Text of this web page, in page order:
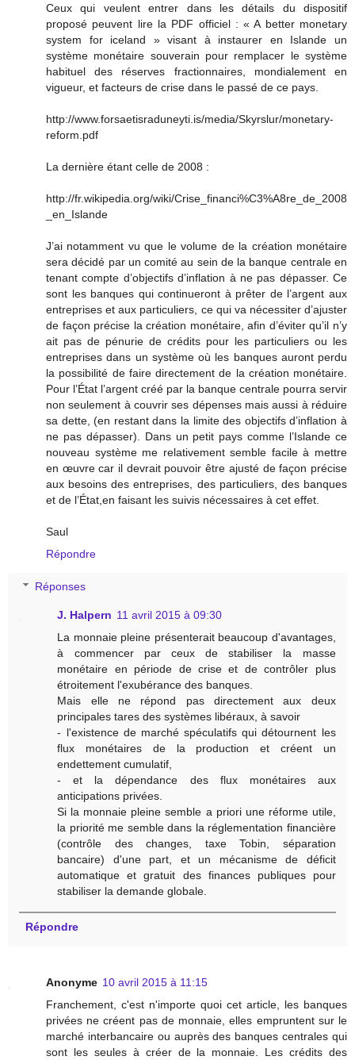
Ceux qui veulent entrer dans les détails du dispositif
proposé peuvent lire la PDF officiel : « A better monetary
system for iceland » visant à instaurer en Islande un
système monétaire souverain pour remplacer le système
habituel des réserves fractionnaires, mondialement en
vigueur, et facteurs de crise dans le passé de ce pays.
http://www.forsaetisraduneyti.is/media/Skyrslur/monetary-
reform.pdf
La dernière étant celle de 2008 :
http://fr.wikipedia.org/wiki/Crise_financi%C3%A8re_de_2008
_en_Islande
J’ai notamment vu que le volume de la création monétaire
sera décidé par un comité au sein de la banque centrale en
tenant compte d’objectifs d’inflation à ne pas dépasser. Ce
sont les banques qui continueront à prêter de l’argent aux
entreprises et aux particuliers, ce qui va nécessiter d’ajuster
de façon précise la création monétaire, afin d’éviter qu’il n’y
ait pas de pénurie de crédits pour les particuliers ou les
entreprises dans un système où les banques auront perdu
la possibilité de faire directement de la création monétaire.
Pour l’État l’argent créé par la banque centrale pourra servir
non seulement à couvrir ses dépenses mais aussi à réduire
sa dette, (en restant dans la limite des objectifs d’inflation à
ne pas dépasser). Dans un petit pays comme l’Islande ce
nouveau système me relativement semble facile à mettre
en œuvre car il devrait pouvoir être ajusté de façon précise
aux besoins des entreprises, des particuliers, des banques
et de l’État,en faisant les suivis nécessaires à cet effet.
Saul
Répondre
Réponses
J. Halpern 11 avril 2015 à 09:30
La monnaie pleine présenterait beaucoup d'avantages,
à commencer par ceux de stabiliser la masse
monétaire en période de crise et de contrôler plus
étroitement l'exubérance des banques.
Mais elle ne répond pas directement aux deux
principales tares des systèmes libéraux, à savoir
- l'existence de marché spéculatifs qui détournent les
flux monétaires de la production et créent un
endettement cumulatif,
- et la dépendance des flux monétaires aux
anticipations privées.
Si la monnaie pleine semble a priori une réforme utile,
la priorité me semble dans la réglementation financière
(contrôle des changes, taxe Tobin, séparation
bancaire) d'une part, et un mécanisme de déficit
automatique et gratuit des finances publiques pour
stabiliser la demande globale.
Répondre
Anonyme 10 avril 2015 à 11:15
Franchement, c'est n'importe quoi cet article, les banques
privées ne créent pas de monnaie, elles empruntent sur le
marché interbancaire ou auprès des banques centrales qui
sont les seules à créer de la monnaie. Les crédits des